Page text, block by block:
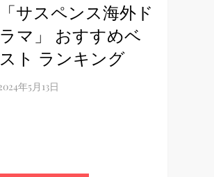
「サスペンス海外ド
ラマ」 おすすめベ
スト ランキング